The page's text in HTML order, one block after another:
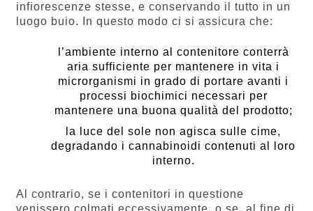
infiorescenze stesse, e conservando il tutto in un
luogo buio. In questo modo ci si assicura che:
l’ambiente interno al contenitore conterrà
aria sufficiente per mantenere in vita i
microrganismi in grado di portare avanti i
processi biochimici necessari per
mantenere una buona qualità del prodotto;
la luce del sole non agisca sulle cime,
degradando i cannabinoidi contenuti al loro
interno.
Al contrario, se i contenitori in questione
venissero colmati eccessivamente, o se, al fine di